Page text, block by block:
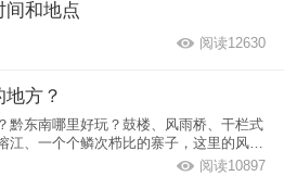
间和地点
阅读12630
方？
黔东南哪里好玩？鼓楼、风雨桥、干栏式
江、一个个鳞次栉比的寨子，这里的风景
阅读10897